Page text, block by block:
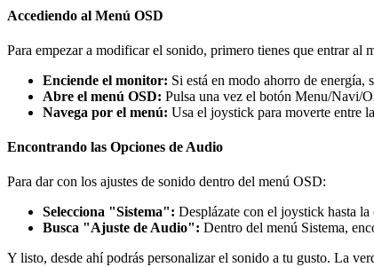
Accediendo al Menú OSD
Para empezar a modificar el sonido, primero tienes que entrar
Enciende el monitor: Si está en modo ahorro de
Abre el menú OSD: Pulsa una vez el botón Menu/Navi/
Navega por el menú: Usa el joystick para moverte entre
Encontrando las Opciones de Audio
Para dar con los ajustes de sonido dentro del menú OSD:
Selecciona "Sistema": Desplázate con el joystick hasta
Busca "Ajuste de Audio": Dentro del menú Sistema,
Y listo, desde ahí podrás personalizar el sonido a tu gusto. La